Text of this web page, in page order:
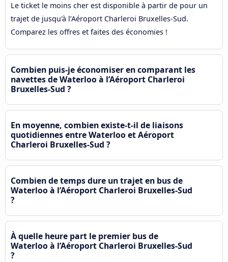
Le ticket le moins cher est disponible à partir de pour un
trajet de jusqu'à l’Aéroport Charleroi Bruxelles-Sud.
Comparez les offres et faites des économies !
Combien puis-je économiser en comparant les
navettes de Waterloo à l’Aéroport Charleroi
Bruxelles-Sud ?
En moyenne, combien existe-t-il de liaisons
quotidiennes entre Waterloo et Aéroport
Charleroi Bruxelles-Sud ?
Combien de temps dure un trajet en bus de
Waterloo à l’Aéroport Charleroi Bruxelles-Sud
?
À quelle heure part le premier bus de
Waterloo à l’Aéroport Charleroi Bruxelles-Sud
?